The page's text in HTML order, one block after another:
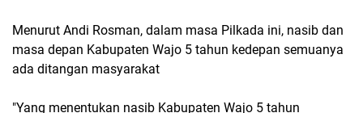
Menurut Andi Rosman, dalam masa Pilkada ini, nasib dan
masa depan Kabupaten Wajo 5 tahun kedepan semuanya
ada ditangan masyarakat
"Yang menentukan nasib Kabupaten Wajo 5 tahun